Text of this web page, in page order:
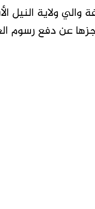
ولاية النيل
عن دفع رسوم